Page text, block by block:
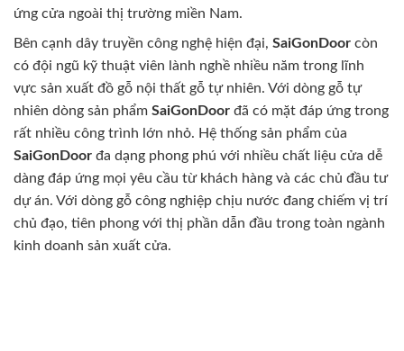
ứng cửa ngoài thị trường miền Nam.
Bên cạnh dây truyền công nghệ hiện đại, SaiGonDoor còn
có đội ngũ kỹ thuật viên lành nghề nhiều năm trong lĩnh
vực sản xuất đồ gỗ nội thất gỗ tự nhiên. Với dòng gỗ tự
nhiên dòng sản phẩm SaiGonDoor đã có mặt đáp ứng trong
rất nhiều công trình lớn nhỏ. Hệ thống sản phẩm của
SaiGonDoor đa dạng phong phú với nhiều chất liệu cửa dễ
dàng đáp ứng mọi yêu cầu từ khách hàng và các chủ đầu tư
dự án. Với dòng gỗ công nghiệp chịu nước đang chiếm vị trí
chủ đạo, tiên phong với thị phần dẫn đầu trong toàn ngành
kinh doanh sản xuất cửa.